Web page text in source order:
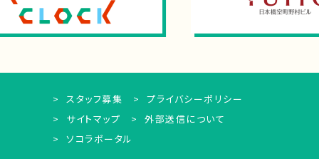
スタッフ募集
プライバシーポリシー
サイトマップ
外部送信について
ソコラポータル